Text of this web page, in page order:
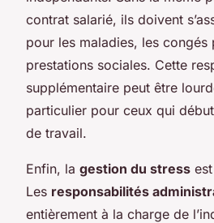
contrat salarié, ils doivent
pour les maladies, les congés
prestations sociales. Cette
supplémentaire peut être
particulier pour ceux qui
de travail.
Enfin, la gestion du stress
Les responsabilités
entièrement à la charge de